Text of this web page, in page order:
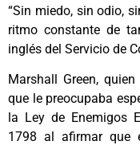
“Sin miedo, sin odio,
ritmo constante de
inglés del Servicio de
Marshall Green,
que le preocupaba
la Ley de Enemigos
1798 al afirmar que